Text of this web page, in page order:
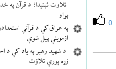
تلاوت ثبتیدا؛ د قرآن په
پړاو
په عراق کې د قرآني
ازموینې پیل شوې
د شهید رهبر په یاد کې د
زړه پورې تلاؤت
0